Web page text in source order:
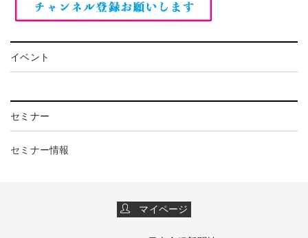
イベント
セミナー
セミナー情報
マイページ